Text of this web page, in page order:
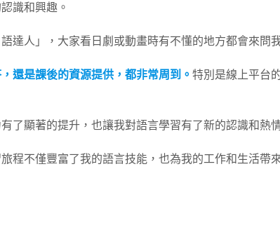
識和興趣。
人」，大家看日劇或動畫時有不懂的地方都會來問
還是課後的資源提供，都非常周到。 特別是線上平台
了顯著的提升，也讓我對語言學習有了新的認識和熱
程不僅豐富了我的語言技能，也為我的工作和生活帶